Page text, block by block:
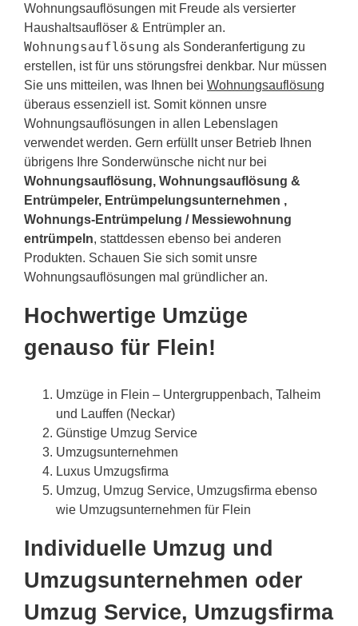
Wohnungsauflösungen mit Freude als versierter
Haushaltsauflöser & Entrümpler an.
Wohnungsauflösung als Sonderanfertigung zu
erstellen, ist für uns störungsfrei denkbar. Nur müssen
Sie uns mitteilen, was Ihnen bei Wohnungsauflösung
überaus essenziell ist. Somit können unsre
Wohnungsauflösungen in allen Lebenslagen
verwendet werden. Gern erfüllt unser Betrieb Ihnen
übrigens Ihre Sonderwünsche nicht nur bei
Wohnungsauflösung, Wohnungsauflösung &
Entrümpeler, Entrümpelungsunternehmen ,
Wohnungs-Entrümpelung / Messiewohnung
entrümpeln, stattdessen ebenso bei anderen
Produkten. Schauen Sie sich somit unsre
Wohnungsauflösungen mal gründlicher an.
Hochwertige Umzüge
genauso für Flein!
Umzüge in Flein – Untergruppenbach, Talheim
und Lauffen (Neckar)
Günstige Umzug Service
Umzugsunternehmen
Luxus Umzugsfirma
Umzug, Umzug Service, Umzugsfirma ebenso
wie Umzugsunternehmen für Flein
Individuelle Umzug und
Umzugsunternehmen oder
Umzug Service, Umzugsfirma